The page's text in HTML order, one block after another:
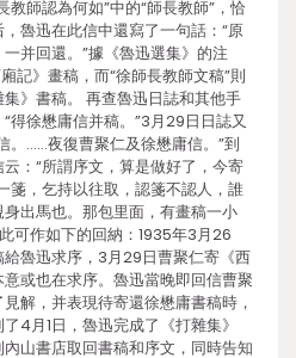
教師認為何如”中的“師長教師”，恰
魯迅在此信中還寫了一句話：“原
并回還。”據《魯迅選集》的注
記》畫稿，而“徐師長教師文稿”則
》書稿。 再查魯迅日誌和其他手
得徐懋庸信并稿。”3月29日日誌又
。……夜復曹聚仁及徐懋庸信。”到
：“所謂序文，算是做好了，今寄
箋，乞持以往取，認箋不認人，誰
出馬也。那包里面，有畫稿一小
可作如下的回納：1935年3月26
魯迅求序，3月29日曹聚仁寄《西
或也在求序。魯迅當晚即回信曹聚
解，并表現待寄還徐懋庸書稿時，
4月1日，魯迅完成了《打雜集》
山書店取回書稿和序文，同時告知